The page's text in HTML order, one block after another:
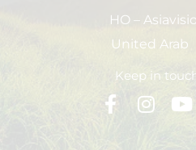
HO –
United Arab
Keep in